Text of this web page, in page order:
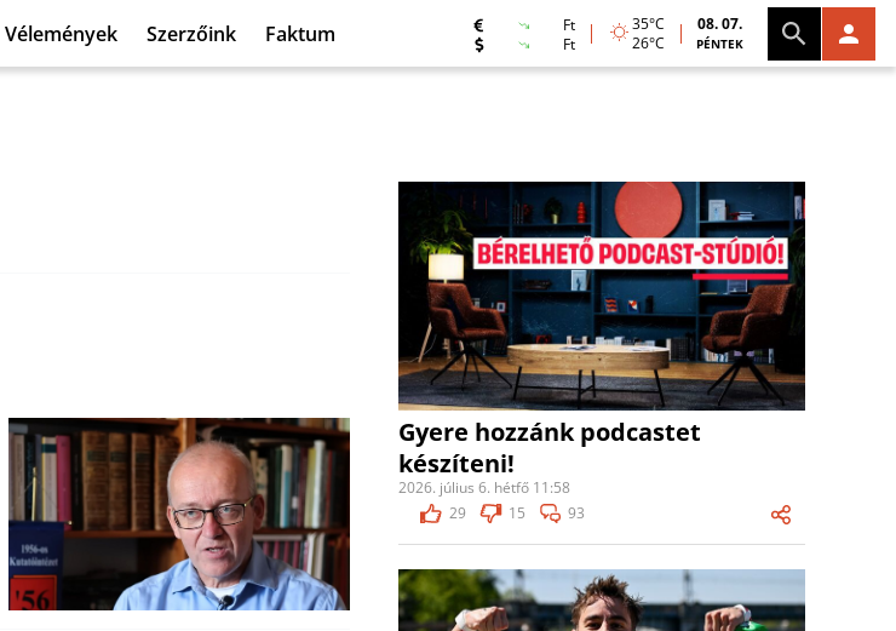
Vélemények Szerzőink Faktum
Ft
Ft
35°C
26°C
08. 07.
PÉNTEK
Gyere hozzánk podcastet
készíteni!
2026. július 6. hétfő 11:58
29
15 93